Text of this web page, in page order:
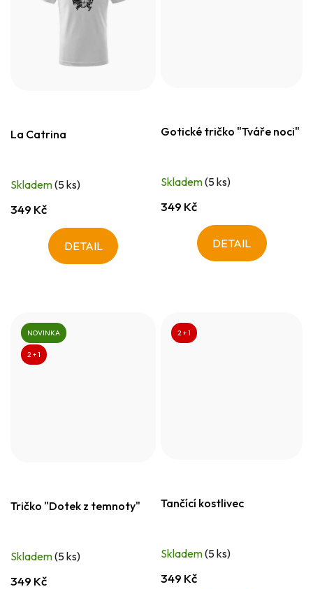
La Catrina
Skladem(5 ks)
349 Kč
DETAIL
Gotické tričko "Tváře noci"
Skladem(5 ks)
349 Kč
DETAIL
NOVINKA
2 + 1
Tričko "Dotek z temnoty"
Skladem(5 ks)
349 Kč
2 + 1
Tančící kostlivec
Skladem(5 ks)
349 Kč